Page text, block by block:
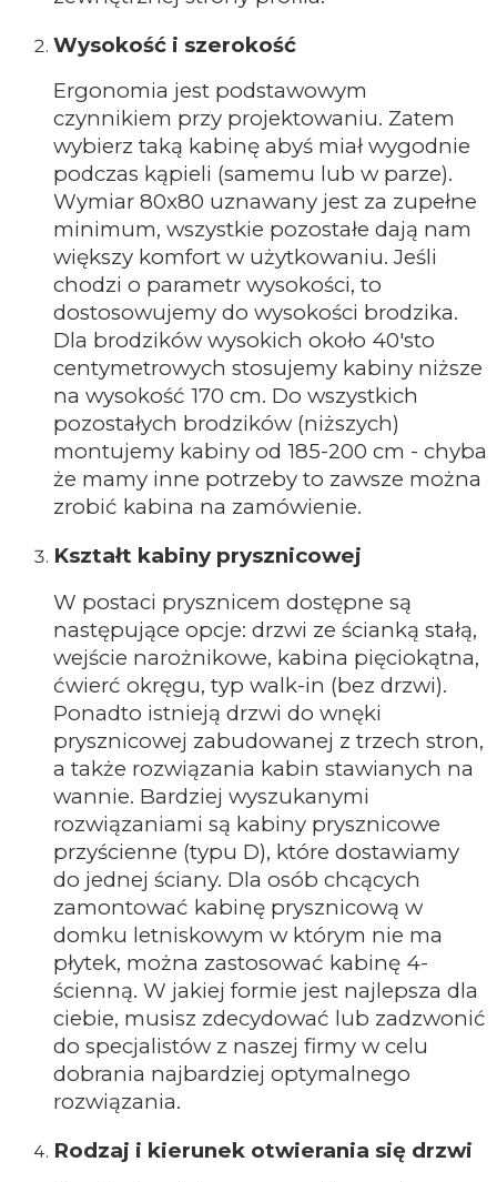
Wysokość i szerokość
Ergonomia jest podstawowym
czynnikiem przy projektowaniu. Zatem
wybierz taką kabinę abyś miał wygodnie
podczas kąpieli (samemu lub w parze).
Wymiar 80x80 uznawany jest za zupełne
minimum, wszystkie pozostałe dają nam
większy komfort w użytkowaniu. Jeśli
chodzi o parametr wysokości, to
dostosowujemy do wysokości brodzika.
Dla brodzików wysokich około 40'sto
centymetrowych stosujemy kabiny niższe
na wysokość 170 cm. Do wszystkich
pozostałych brodzików (niższych)
montujemy kabiny od 185-200 cm - chyba
że mamy inne potrzeby to zawsze można
zrobić kabina na zamówienie.
Kształt kabiny prysznicowej
W postaci prysznicem dostępne są
następujące opcje: drzwi ze ścianką stałą,
wejście narożnikowe, kabina pięciokątna,
ćwierć okręgu, typ walk-in (bez drzwi).
Ponadto istnieją drzwi do wnęki
prysznicowej zabudowanej z trzech stron,
a także rozwiązania kabin stawianych na
wannie. Bardziej wyszukanymi
rozwiązaniami są kabiny prysznicowe
przyścienne (typu D), które dostawiamy
do jednej ściany. Dla osób chcących
zamontować kabinę prysznicową w
domku letniskowym w którym nie ma
płytek, można zastosować kabinę 4-
ścienną. W jakiej formie jest najlepsza dla
ciebie, musisz zdecydować lub zadzwonić
do specjalistów z naszej firmy w celu
dobrania najbardziej optymalnego
rozwiązania.
Rodzaj i kierunek otwierania się drzwi